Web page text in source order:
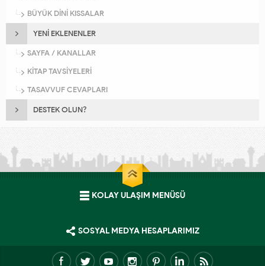
BÜYÜK DİNİ KISSALAR
YENİ EKLENENLER
SAYFA / KANALLAR
KİTAP TAVSİYELERİ
TASAVVUF CEVAPLARI
DESTEK OLUN?
KOLAY ULAŞIM MENÜSÜ
SOSYAL MEDYA HESAPLARIMIZ